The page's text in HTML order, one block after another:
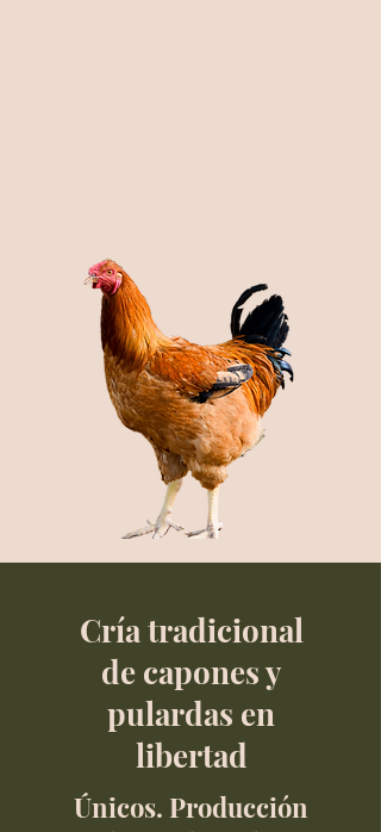
Cría tradicional
de capones y
pulardas en
libertad
Únicos. Producción